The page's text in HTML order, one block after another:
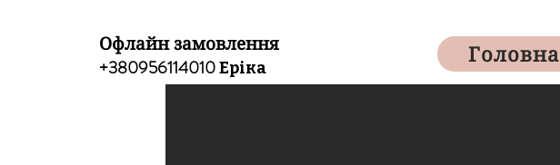
Офлайн замовлення
+380956114010Еріка
Головна